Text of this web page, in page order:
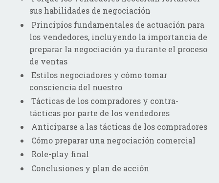
sus habilidades de negociación
Principios fundamentales de actuación para
los vendedores, incluyendo la importancia de
preparar la negociación ya durante el proceso
de ventas
Estilos negociadores y cómo tomar
consciencia del nuestro
Tácticas de los compradores y contra-
tácticas por parte de los vendedores
Anticiparse a las tácticas de los compradores
Cómo preparar una negociación comercial
Role-play final
Conclusiones y plan de acción